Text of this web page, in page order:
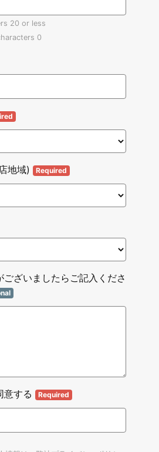
20 or less
0
地域) Required
ございましたらご記入くださ
意する Required